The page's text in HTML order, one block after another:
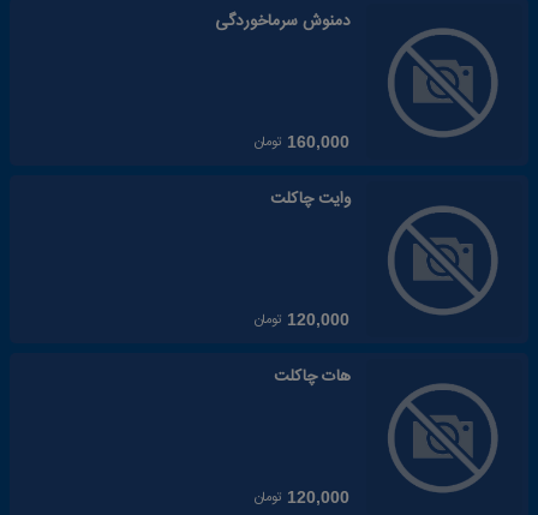
دمنوش سرماخوردگی
160,000 تومان
وایت چاکلت
120,000 تومان
هات چاکلت
120,000 تومان